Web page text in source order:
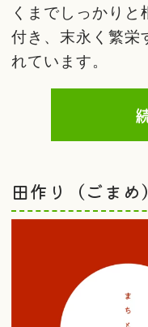
くまでしっかり
付き、末永く繁栄
れています。
田作り（ごまめ）